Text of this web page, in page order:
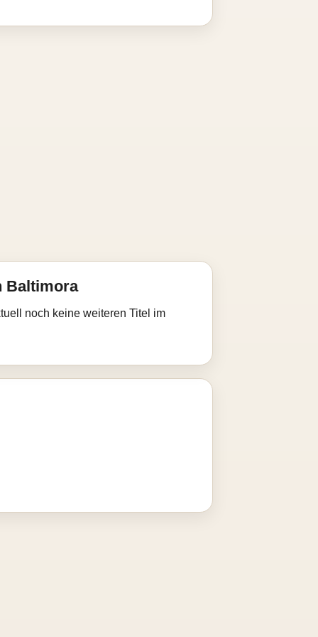
Baltimora
noch keine weiteren Titel im